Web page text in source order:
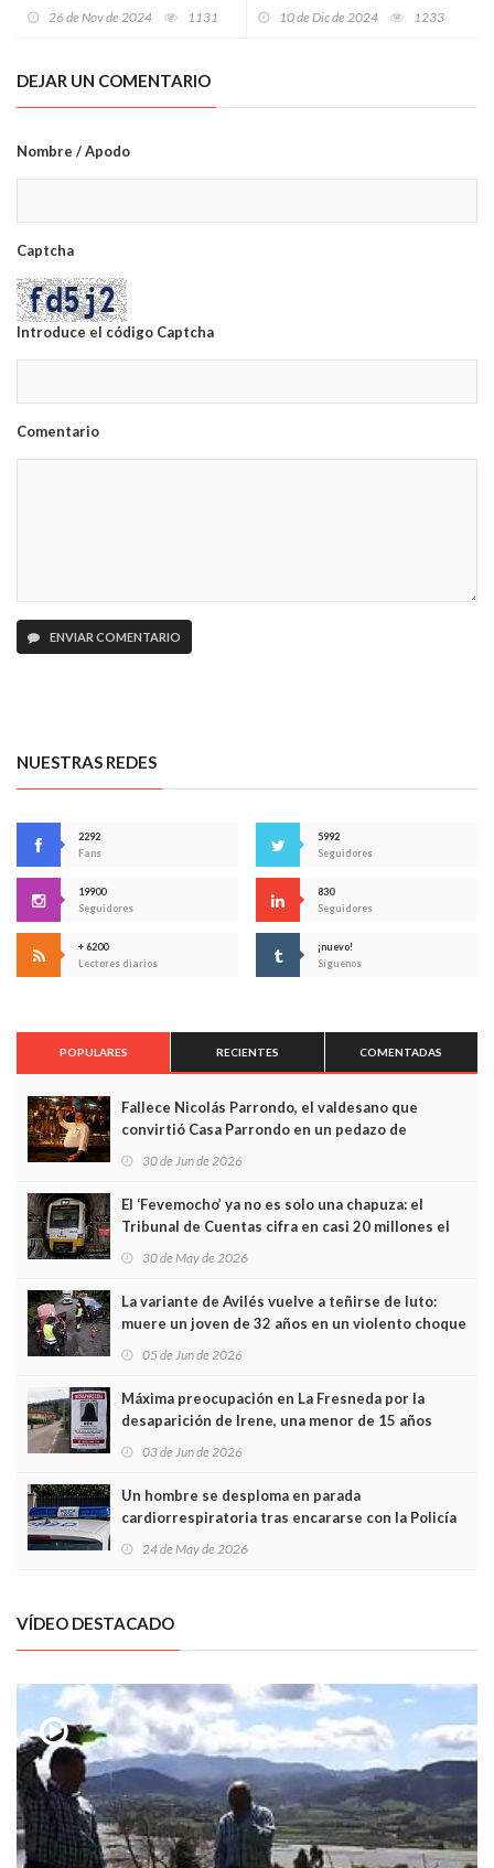
26 de Nov de 2024 1131 10 de Dic de 2024 1233
DEJAR UN COMENTARIO
Nombre / Apodo
Captcha
Introduce el código Captcha
Comentario
ENVIAR COMENTARIO
NUESTRAS REDES
2292
Fans
5992
Seguidores
19900
Seguidores
830
Seguidores
+ 6200
Lectores diarios
¡nuevo!
Síguenos
POPULARES RECIENTES COMENTADAS
Fallece Nicolás Parrondo, el valdesano que
convirtió Casa Parrondo en un pedazo de
30 de Jun de 2026
El ‘Fevemocho’ ya no es solo una chapuza: el
Tribunal de Cuentas cifra en casi 20 millones el
30 de May de 2026
La variante de Avilés vuelve a teñirse de luto:
muere un joven de 32 años en un violento choque
05 de Jun de 2026
Máxima preocupación en La Fresneda por la
desaparición de Irene, una menor de 15 años
03 de Jun de 2026
Un hombre se desploma en parada
cardiorrespiratoria tras encararse con la Policía
24 de May de 2026
VÍDEO DESTACADO